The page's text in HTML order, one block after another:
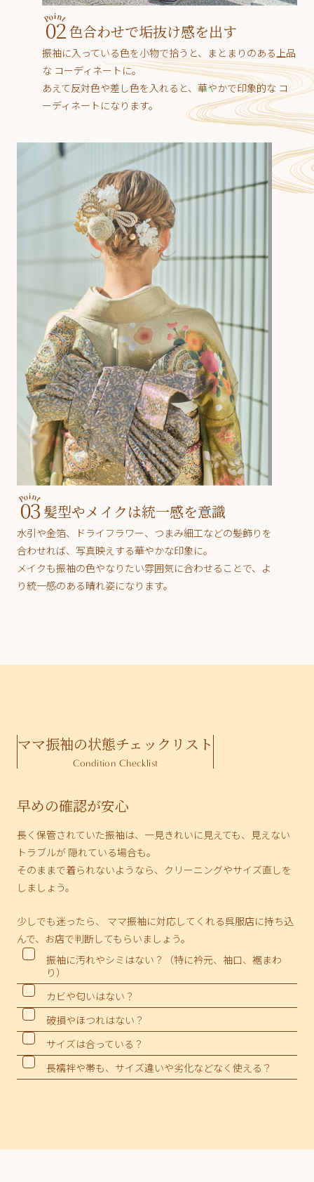
02 色合わせで垢抜け感を出す
振袖に入っている色を小物で拾うと、まとまりのある上品
な コーディネートに。
あえて反対色や差し色を入れると、華やかで印象的な コ
ーディネートになります。
03 髪型やメイクは統一感を意識
水引や金箔、ドライフラワー、つまみ細工などの髪飾りを
合わせれば、写真映えする華やかな印象に。
メイクも振袖の色やなりたい雰囲気に合わせることで、よ
り統一感のある晴れ姿になります。
ママ振袖の状態チェックリスト
Condition Checklist
早めの確認が安心
長く保管されていた振袖は、一見きれいに見えても、見えない
トラブルが 隠れている場合も。
そのままで着られないようなら、クリーニングやサイズ直しを
しましょう。
少しでも迷ったら、 ママ振袖に対応してくれる呉服店に持ち込
んで、 お店で判断してもらいましょう。
振袖に汚れやシミはない？（特に衿元、袖口、裾まわ
り）
カビや匂いはない？
破損やほつれはない？
サイズは合っている？
長襦袢や帯も、サイズ違いや劣化などなく使える？